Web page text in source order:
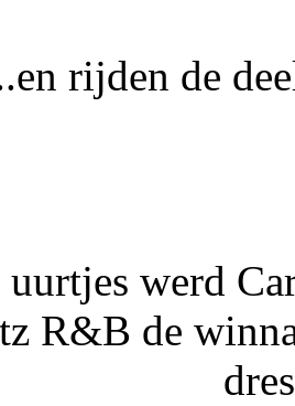
rijden de
werd
R&B de